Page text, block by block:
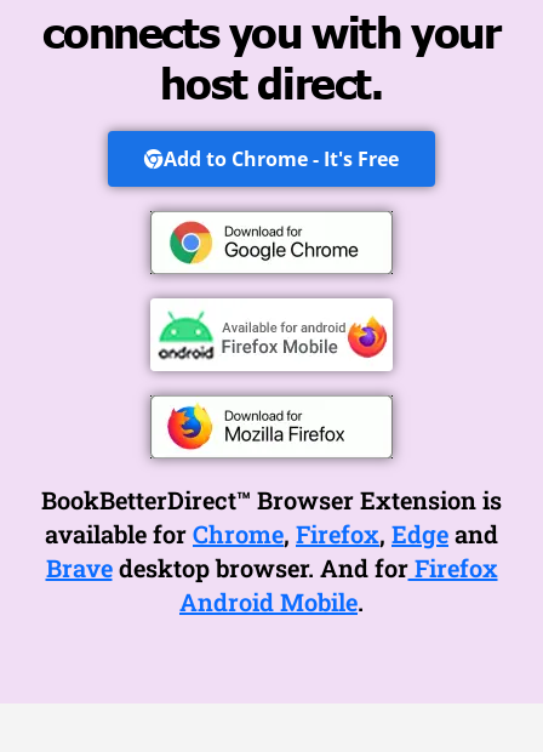
connects you with your
host direct.
Add to Chrome - It's Free
BookBetterDirect™ Browser Extension is
available forChrome, Firefox, Edgeand
Bravedesktop browser. And forFirefox
Android Mobile.